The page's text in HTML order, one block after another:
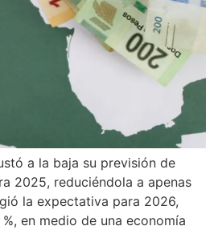
a la baja su previsión de
2025, reduciéndola a apenas
la expectativa para 2026,
%, en medio de una economía